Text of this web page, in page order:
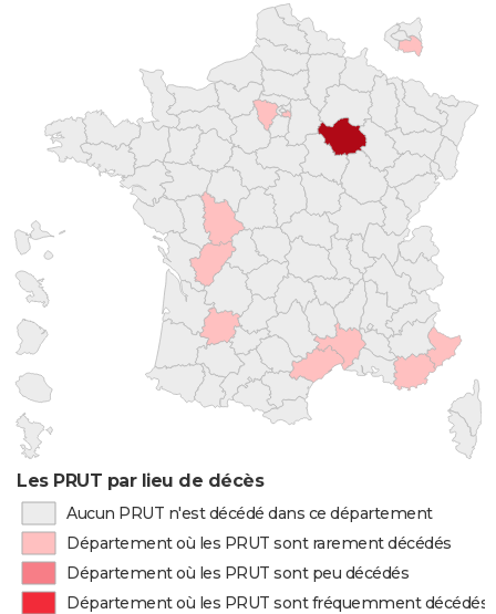
Les PRUT par lieu de décès
Aucun PRUT n'est décédé dans ce département
Département où les PRUT sont rarement décédés
Département où les PRUT sont peu décédés
Département où les PRUT sont fréquemment décédés